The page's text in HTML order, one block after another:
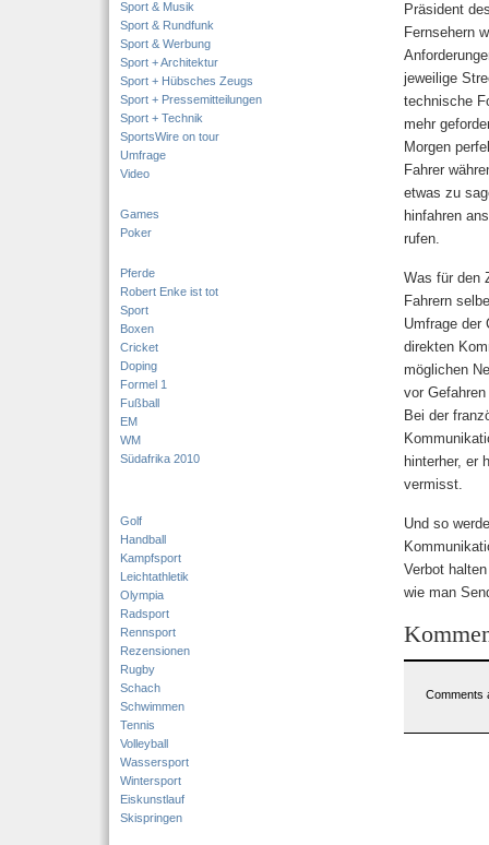
Sport & Musik
Sport & Rundfunk
Sport & Werbung
Sport + Architektur
Sport + Hübsches Zeugs
Sport + Pressemitteilungen
Sport + Technik
SportsWire on tour
Umfrage
Video
Games
Poker
Pferde
Robert Enke ist tot
Sport
Boxen
Cricket
Doping
Formel 1
Fußball
EM
WM
Südafrika 2010
Golf
Handball
Kampfsport
Leichtathletik
Olympia
Radsport
Rennsport
Rezensionen
Rugby
Schach
Schwimmen
Tennis
Volleyball
Wassersport
Wintersport
Eiskunstlauf
Skispringen
Präsident
Fernsehern
jeweilige
technische
mehr
Morgen
Fahrer
etwas zu
hinfahren
rufen.
Was für den
Fahrern
Umfrage der
direkten
möglichen
vor
Bei der
hinterher, er
vermisst.
Und so
Verbot
wie man
Comments